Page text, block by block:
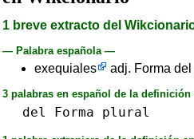
1 breve extracto del
— Palabra española —
exequiales adj. Forma
3 palabras en español de la definición
del Forma plural